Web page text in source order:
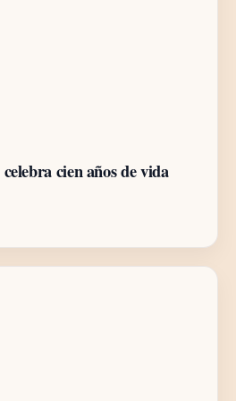
cien años de vida